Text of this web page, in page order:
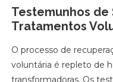
Testemunhos de
Tratamentos
O processo de
voluntária é repleto de
transformadoras. Os